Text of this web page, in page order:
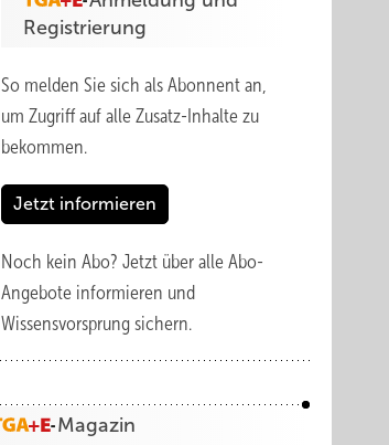
Registrierung
So melden Sie sich als Abonnent an,
um Zugriff auf alle Zusatz-Inhalte zu
bekommen.
Jetzt informieren
Noch kein Abo? Jetzt über alle Abo-
Angebote informieren und
Wissensvorsprung sichern.
Magazin